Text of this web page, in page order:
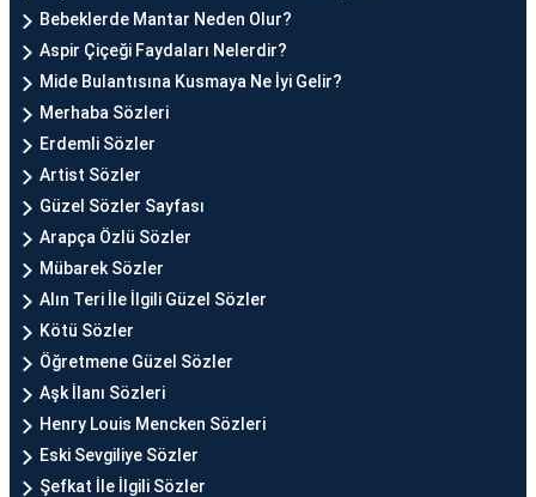
Bebeklerde Mantar Neden Olur?
Aspir Çiçeği Faydaları Nelerdir?
Mide Bulantısına Kusmaya Ne İyi Gelir?
Merhaba Sözleri
Erdemli Sözler
Artist Sözler
Güzel Sözler Sayfası
Arapça Özlü Sözler
Mübarek Sözler
Alın Teri İle İlgili Güzel Sözler
Kötü Sözler
Öğretmene Güzel Sözler
Aşk İlanı Sözleri
Henry Louis Mencken Sözleri
Eski Sevgiliye Sözler
Şefkat İle İlgili Sözler